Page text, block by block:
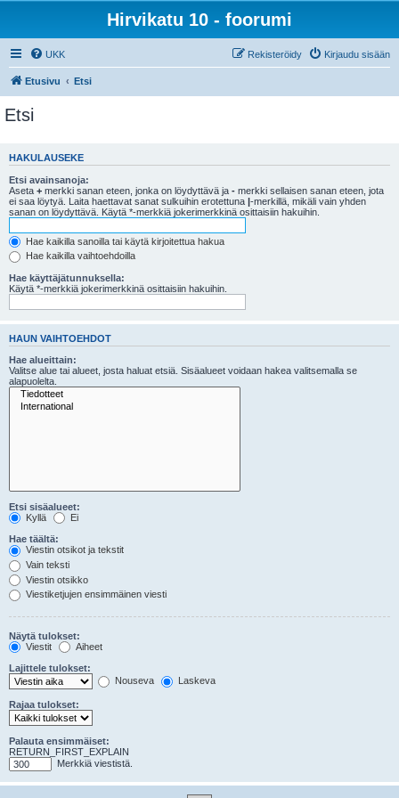
Hirvikatu 10 - foorumi
UKK Kirjaudu sisään
Rekisteröidy
Etusivu Etsi
Etsi
HAKULAUSEKE
Etsi avainsanoja:
Aseta + merkki sanan eteen, jonka on löydyttävä ja - merkki sellaisen sanan eteen, jota
ei saa löytyä. Laita haettavat sanat sulkuihin erotettuna |-merkillä, mikäli vain yhden
sanan on löydyttävä. Käytä *-merkkiä jokerimerkkinä osittaisiin hakuihin.
Hae kaikilla sanoilla tai käytä kirjoitettua hakua
Hae kaikilla vaihtoehdoilla
Hae käyttäjätunnuksella:
Käytä *-merkkiä jokerimerkkinä osittaisiin hakuihin.
HAUN VAIHTOEHDOT
Hae alueittain:
Valitse alue tai alueet, josta haluat etsiä. Sisäalueet voidaan hakea valitsemalla se
alapuolelta.
Etsi sisäalueet:
Kyllä
Ei
Hae täältä:
Viestin otsikot ja tekstit
Vain teksti
Viestin otsikko
Viestiketjujen ensimmäinen viesti
Näytä tulokset:
Viestit
Aiheet
Lajittele tulokset:
Nouseva
Laskeva
Rajaa tulokset:
Palauta ensimmäiset:
RETURN_FIRST_EXPLAIN
Merkkiä viestistä.